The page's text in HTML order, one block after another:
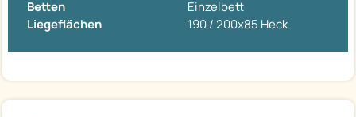
Betten
Einzelbett
Liegeflächen
190 / 200x85 Heck